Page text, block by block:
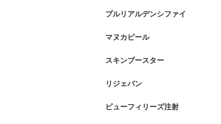
プルリアルデンシファイ
マヌカピール
スキンブースター
リジェバン
ピューフィリーズ注射